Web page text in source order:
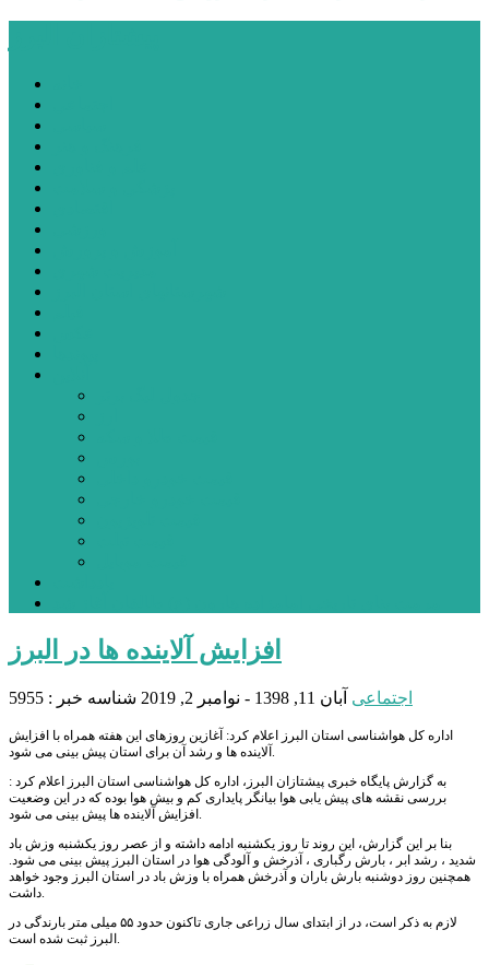
افزایش آلاینده ها در البرز
اجتماعی آبان 11, 1398 - نوامبر 2, 2019 شناسه خبر : 5955
اداره کل هواشناسی استان البرز اعلام کرد: آغازین روزهای این هفته همراه با افزایش
آلاینده ها و رشد آن برای استان پیش بینی می شود.
به گزارش پایگاه خبری پیشتازان البرز، اداره‌ کل هواشناسی استان البرز اعلام کرد :
بررسی نقشه های پیش یابی هوا بیانگر پایداری کم و بیش هوا بوده که در این وضعیت
افزایش آلاینده ها پیش بینی می شود.
بنا بر این گزارش، این روند تا روز یکشنبه ادامه داشته و از عصر روز یکشنبه وزش باد
شدید ، رشد ابر ، بارش رگباری ، آذرخش و آلودگی هوا در استان البرز پیش بینی می شود.
همچنین روز دوشنبه بارش باران و آذرخش همراه با وزش باد در استان البرز وجود خواهد
داشت.
لازم به ذکر است، در از ابتدای سال زراعی جاری تاکنون حدود ۵۵ میلی متر بارندگی در
البرز ثبت شده است.